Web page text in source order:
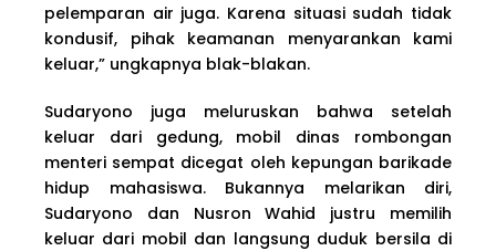
pelemparan air juga. Karena situasi sudah tidak
kondusif, pihak keamanan menyarankan kami
keluar,” ungkapnya blak-blakan.
Sudaryono juga meluruskan bahwa setelah
keluar dari gedung, mobil dinas rombongan
menteri sempat dicegat oleh kepungan barikade
hidup mahasiswa. Bukannya melarikan diri,
Sudaryono dan Nusron Wahid justru memilih
keluar dari mobil dan langsung duduk bersila di